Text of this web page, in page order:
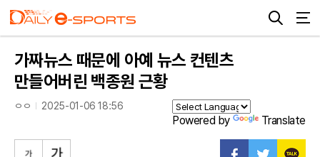
가짜뉴스 때문에 아예 뉴스 컨텐츠
만들어버린 백종원 근황
ㅇㅇ 2025-01-06 18:56
Powered by Translate